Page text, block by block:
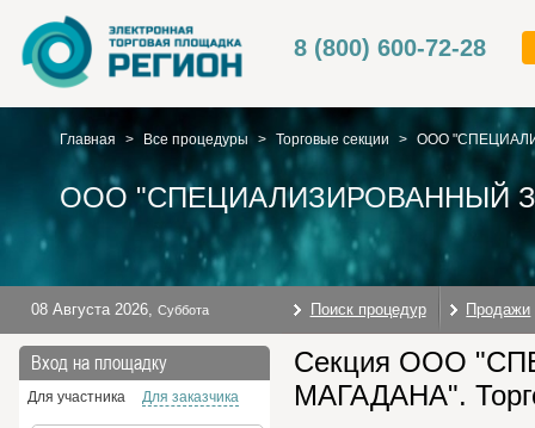
8 (800) 600-72-28
Главная > Все процедуры > Торговые секции > ООО
ООО "СПЕЦИАЛИЗИРОВАННЫЙ
08 Августа 2026, Суббота Поиск процедур Продажи
Вход на площадку
Для участника Для заказчика
Секция ООО
МАГАДАНА".